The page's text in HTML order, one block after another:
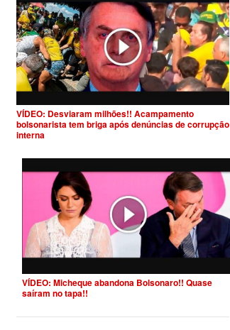
VÍDEO: Desviaram milhões!! Acampamento
bolsonarista tem briga após denúncias de corrupção
interna
VÍDEO: Micheque abandona Bolsonaro!! Quase
saíram no tapa!!